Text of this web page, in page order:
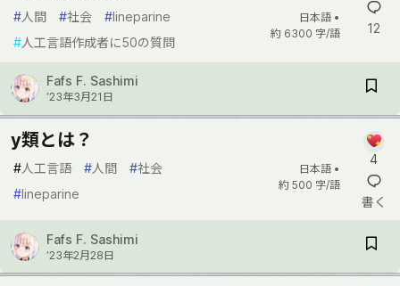
#人間 #社会 #lineparine
#人工言語作成者に50の質問
日本語 •
約 6300 字/語
12
Fafs F. Sashimi
’23年3月21日
y類とは？
#人工言語 #人間 #社会
#lineparine
日本語 •
約 500 字/語
4
書く
Fafs F. Sashimi
’23年2月28日